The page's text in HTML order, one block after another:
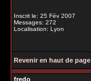
Inscrit le: 25 Fév 2007
Messages: 272
Localisation: Lyon
Revenir en haut de page
fredo